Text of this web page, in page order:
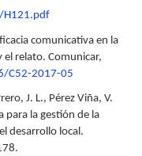
H121.pdf
comunicativa en la
el relato. Comunicar,
C52-2017-05
J. L., Pérez Viña, V.
para la gestión de la
desarrollo local.